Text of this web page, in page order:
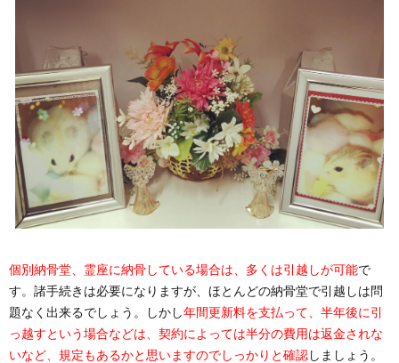
個別納骨堂、霊座に納骨している場合は、多くは引越しが可能で
す。諸手続きは必要になりますが、ほとんどの納骨堂で引越しは問
題なく出来るでしょう。しかし年間更新料を支払って、半年後に引
っ越すという場合などは、契約によっては半分の費用は返金されな
いなど、規定もあるかと思いますのでしっかりと確認しましょう。